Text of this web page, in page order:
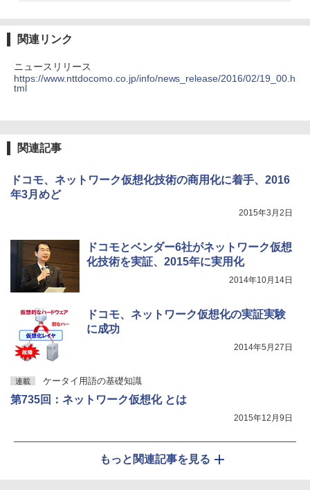
関連リンク
ニュースリリース
https://www.nttdocomo.co.jp/info/news_release/2016/02/19_00.h
tml
関連記事
ドコモ、ネットワーク仮想化技術の商用化に着手、2016
年3月めど
2015年3月2日
ドコモとベンダー6社がネットワーク仮想
化技術を実証、2015年に実用化
2014年10月14日
ドコモ、ネットワーク仮想化の実証実験
に成功
2014年5月27日
連載 ケータイ用語の基礎知識
第735回：ネットワーク仮想化 とは
2015年12月9日
もっと関連記事を見る